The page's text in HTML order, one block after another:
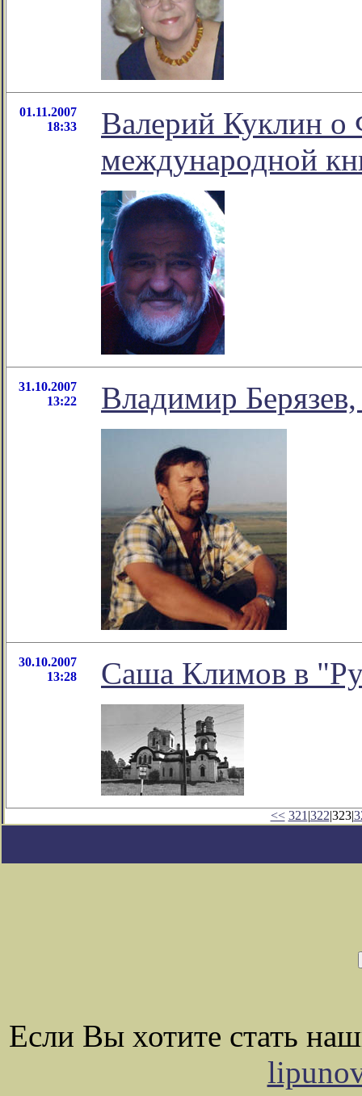
01.11.2007
18:33
Валерий Куклин o
международной
31.10.2007
13:22
Владимир
30.10.2007
13:28
Саша Климов в
<< 321 |322|323|
Если Вы хотите стать